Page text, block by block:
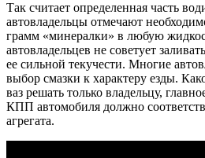
Так считает определенная часть
автовладельцы отмечают
грамм «минералки» в любую
автовладельцев не советует
ее сильной текучести. Многие
выбор смазки к характеру езды.
ваз решать только владельцу,
КПП автомобиля должно
агрегата.